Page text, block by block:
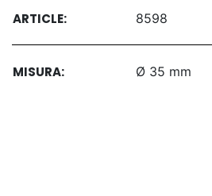
ARTICLE: 8598
MISURA: Ø 35 mm